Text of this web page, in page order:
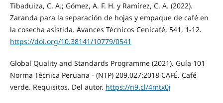
Tibaduiza, C. A.; Gómez, A. F. H. y Ramírez, C. A. (2022).
Zaranda para la separación de hojas y empaque de café en
la cosecha asistida. Avances Técnicos Cenicafé, 541, 1-12.
https://doi.org/10.38141/10779/0541
Global Quality and Standards Programme (2021). Guía 101
Norma Técnica Peruana - (NTP) 209.027:2018 CAFÉ. Café
verde. Requisitos. Del autor. https://n9.cl/4mtx0j